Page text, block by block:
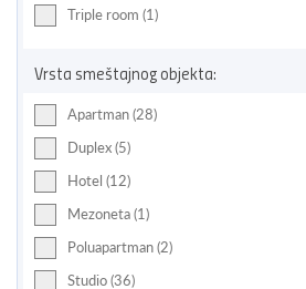
Triple room (1)
Vrsta smeštajnog objekta:
Apartman (28)
Duplex (5)
Hotel (12)
Mezoneta (1)
Poluapartman (2)
Studio (36)